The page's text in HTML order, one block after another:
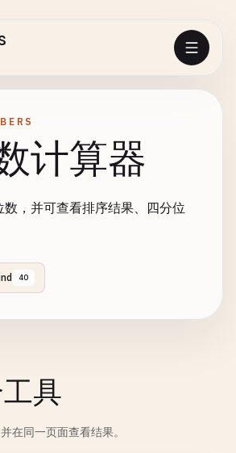
计算器
，并可查看排序结果、四分位
40
具
在同一页面查看结果。